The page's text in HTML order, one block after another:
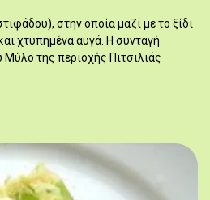
στην οποία μαζί με το ξίδι
χτυπημένα αυγά. Η συνταγή
της περιοχής Πιτσιλιάς